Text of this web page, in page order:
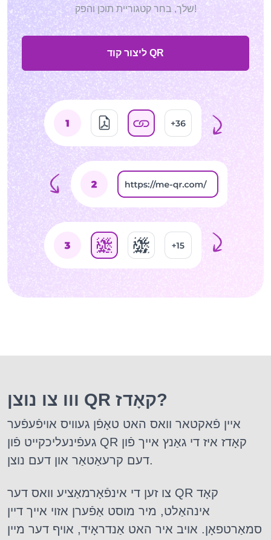
שלך, בחר קטגוריית תוכן והפק!
ליצור קוד QR
ווו צו נוצן QR קאָדז?
איין פֿאקטאר וואס האט טאָפֿן געוויס אויפֿעפֿער
געפֿינעליכקייט פֿון QR קאָדז איז די גאַנץ אייך פֿון
דעם קרעאַטאַר און דעם נוצן.
צו זען די אינפֿאָרמאַציע וואס דער QR קאָד
אינהאַלט, מיר מוסט אַפֿערן אזוי אייך דיין
סמאַרטפאָן. אויב איר האט אַנדראָיד, אויף דער מיין